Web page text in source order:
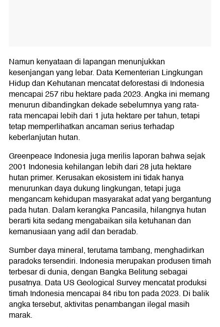
Namun kenyataan di lapangan menunjukkan
kesenjangan yang lebar. Data Kementerian Lingkungan
Hidup dan Kehutanan mencatat deforestasi di Indonesia
mencapai 257 ribu hektare pada 2023. Angka ini memang
menurun dibandingkan dekade sebelumnya yang rata-
rata mencapai lebih dari 1 juta hektare per tahun, tetapi
tetap memperlihatkan ancaman serius terhadap
keberlanjutan hutan.
Greenpeace Indonesia juga merilis laporan bahwa sejak
2001 Indonesia kehilangan lebih dari 28 juta hektare
hutan primer. Kerusakan ekosistem ini tidak hanya
menurunkan daya dukung lingkungan, tetapi juga
mengancam kehidupan masyarakat adat yang bergantung
pada hutan. Dalam kerangka Pancasila, hilangnya hutan
berarti kita sedang mengabaikan sila ketuhanan dan
kemanusiaan yang adil dan beradab.
Sumber daya mineral, terutama tambang, menghadirkan
paradoks tersendiri. Indonesia merupakan produsen timah
terbesar di dunia, dengan Bangka Belitung sebagai
pusatnya. Data US Geological Survey mencatat produksi
timah Indonesia mencapai 84 ribu ton pada 2023. Di balik
angka tersebut, aktivitas penambangan ilegal masih
marak.